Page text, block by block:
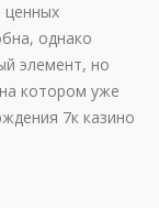
ценных
однако
элемент, но
котором уже
7к казино